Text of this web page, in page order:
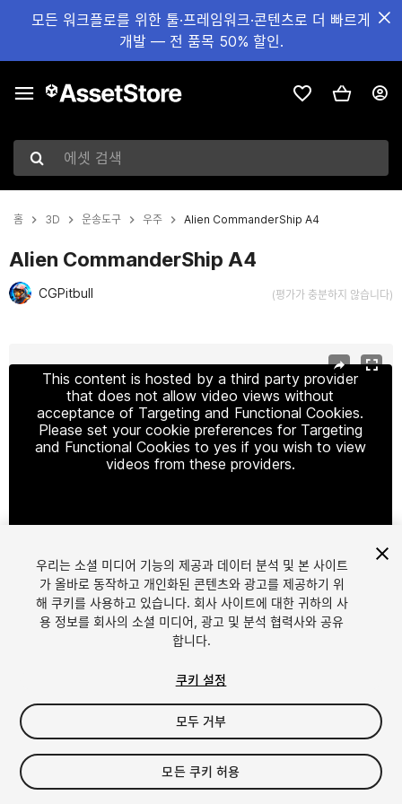
모든 워크플로를 위한 툴·프레임워크·콘텐츠로 더 빠르게
개발 — 전 품목 50% 할인.
에셋 검색
홈 3D 운송도구 우주 Alien CommanderShip A4
Alien CommanderShip A4
CGPitbull (평가가 충분하지 않습니다)
This content is hosted by a third party provider
that does not allow video views without
acceptance of Targeting and Functional Cookies.
Please set your cookie preferences for Targeting
and Functional Cookies to yes if you wish to view
videos from these providers.
1/8
$18
세금/부가세는 결제 시 반영됩니다.
우리는 소셜 미디어 기능의 제공과 데이터 분석 및 본 사이트
가 올바로 동작하고 개인화된 콘텐츠와 광고를 제공하기 위
해 쿠키를 사용하고 있습니다. 회사 사이트에 대한 귀하의 사
용 정보를 회사의 소셜 미디어, 광고 및 분석 협력사와 공유
합니다.
쿠키 설정
모두 거부
모든 쿠키 허용